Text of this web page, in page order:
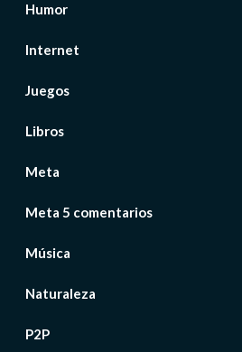
Humor
Internet
Juegos
Libros
Meta
Meta 5 comentarios
Música
Naturaleza
P2P